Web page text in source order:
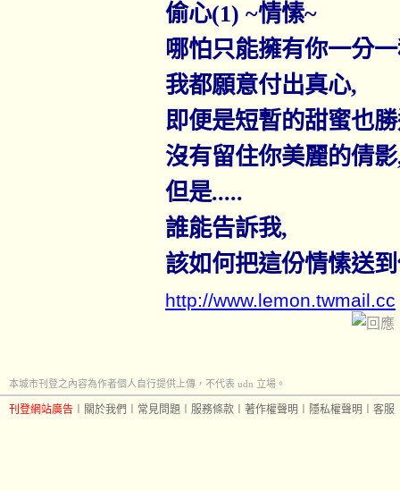
偷心(1) ~情愫~
哪怕只能擁有你一分
我都願意付出真心,
即便是短暫的甜蜜也
沒有留住你美麗的倩影
但是.....
誰能告訴我,
該如何把這份情愫送
http://www.lemon.twmail.cc
本城市刊登之內容為作者個人自行提供上傳，不代表 udn 立場。
刊登網站廣告 關於我們 常見問題 服務條款 著作權聲明 隱私權聲明 客服